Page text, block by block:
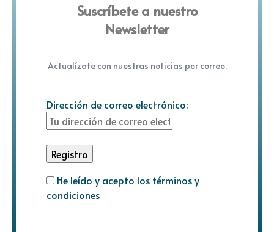
Suscríbete a nuestro
Newsletter
Actualízate con nuestras noticias por correo.
Dirección de correo electrónico:
He leído y acepto los términos y
condiciones